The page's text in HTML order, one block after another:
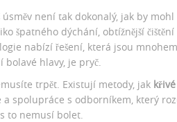
úsměv není tak dokonalý, jak by
špatného dýchání, obtížnější
nabízí řešení, která jsou
bolavé hlavy, je pryč.
trpět. Existují metody, jak
spolupráce s odborníkem, který
to nemusí bolet.